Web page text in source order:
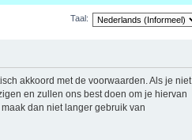
Taal:
akkoord met de voorwaarden. Als je niet
en zullen ons best doen om je hiervan
dan niet langer gebruik van